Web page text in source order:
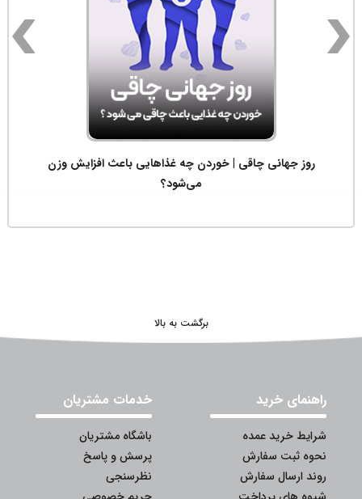
روز جهانی چاقی | خوردن چه غذاهایی باعث افزایش وزن
می‌شود؟
برگشت به بالا
راهنمای خرید
شرایط خرید عمده
نحوه ثبت سفارش
روند ارسال سفارش
خدمات مشتریان
باشگاه مشتریان
پرسش و پاسخ
نظرسنجی